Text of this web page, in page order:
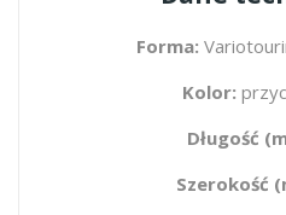
Forma:
Kolor:
Długość
Szerokość